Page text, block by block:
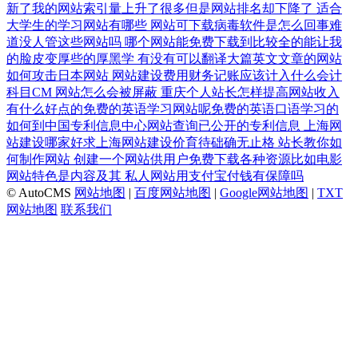
新了我的网站索引量上升了很多但是网站排名却下降了 适合
大学生的学习网站有哪些 网站可下载病毒软件是怎么回事难
道没人管这些网站吗 哪个网站能免费下载到比较全的能让我
的脸皮变厚些的厚黑学 有没有可以翻译大篇英文文章的网站
如何攻击日本网站 网站建设费用财务记账应该计入什么会计
科目CM 网站怎么会被屏蔽 重庆个人站长怎样提高网站收入
有什么好点的免费的英语学习网站呢免费的英语口语学习的
如何到中国专利信息中心网站查询已公开的专利信息
上海网
站建设哪家好求上海网站建设价育待础确无止格 站长教你如
何制作网站 创建一个网站供用户免费下载各种资源比如电影
网站特色是内容及其 私人网站用支付宝付钱有保障吗
© AutoCMS 网站地图 | 百度网站地图 | Google网站地图 | TXT
网站地图 联系我们